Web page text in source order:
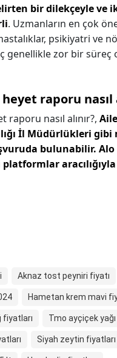
bir dilekçeyle ve
. Uzmanların en çok
psikiyatri ve
genellikle zor bir süreç
raporu nasıl
raporu nasıl alınır?,
İl Müdürlükleri gibi
bulunabilir. Alo
Aknaz tost peyniri fiyatı
Hametan krem mavi
fiyatları Tmo ayçiçek
Siyah zeytin fiyatları